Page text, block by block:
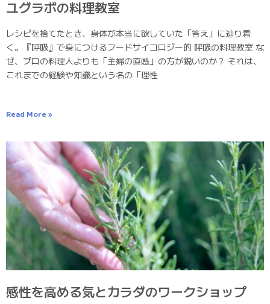
ユグラボの料理教室
レシピを捨てたとき、身体が本当に欲していた「答え」に辿り着
く。『呼吸』で身につけるフードサイコロジー的 呼吸の料理教室 な
ぜ、プロの料理人よりも「主婦の直感」の方が鋭いのか？ それは、
これまでの経験や知識という名の「理性
Read More »
感性を高める気とカラダのワークショップ